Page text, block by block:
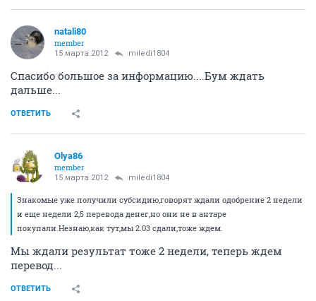
natali80
member
15 марта 2012 miledi1804
Спасибо большое за информацию....Бум ждать
дальше...
ОТВЕТИТЬ
Olya86
member
15 марта 2012 miledi1804
Знакомые уже получили субсидию,говорят ждали одобрение 2 недели
и еще недели 2,5 перевода денег,но они не в антаре
покупали.Незнаю,как тут,мы 2.03 сдали,тоже ждем.
Мы ждали результат тоже 2 недели, теперь ждем
перевод...
ОТВЕТИТЬ